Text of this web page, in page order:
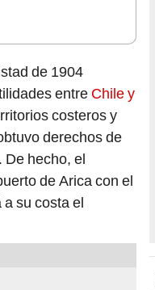
de 1904
entre Chile y
costeros y
derechos de
De hecho, el
de Arica con el
su costa el